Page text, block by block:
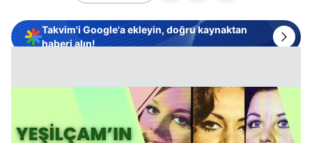
Takvim'i Google'a ekleyin, doğru kaynaktan
haberi alın!